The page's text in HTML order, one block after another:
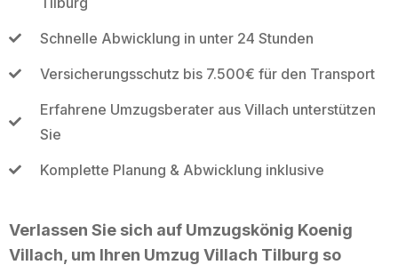
Schnelle Abwicklung in unter 24 Stunden
Versicherungsschutz bis 7.500€ für den Transport
Erfahrene Umzugsberater aus Villach unterstützen
Sie
Komplette Planung & Abwicklung inklusive
Verlassen Sie sich auf Umzugskönig Koenig
Villach, um Ihren Umzug Villach Tilburg so